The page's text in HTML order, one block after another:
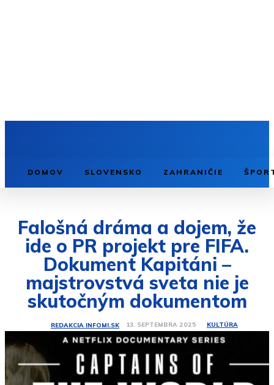
DOMOV SLOVENSKO ZAHRANIČIE
Falošná dráma a dojem, že
ide o PR projekt pre FIFA.
Dokument Kapitáni –
majstrovstvá sveta nie je
skutočným dokumentom
REDAKCIA INFOMI.SK 13. SEPTEMBRA 2025 KULTÚRA